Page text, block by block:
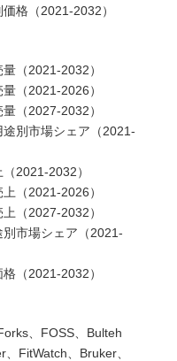
格（2021-2032）
（2021-2032）
（2021-2026）
（2027-2032）
別市場シェア（2021-
2021-2032）
（2021-2026）
（2027-2032）
市場シェア（2021-
（2021-2032）
、FOSS、Bulteh
FitWatch、Bruker、